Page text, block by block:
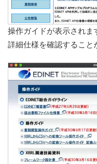
操作ガイドが表示され
詳細仕様を確認すること